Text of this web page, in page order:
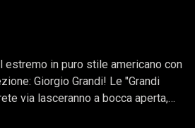
estremo in puro stile americano con
Giorgio Grandi! Le "Grandi
via lasceranno a bocca aperta,
culi aperti, fist-fucking, triplo fist-